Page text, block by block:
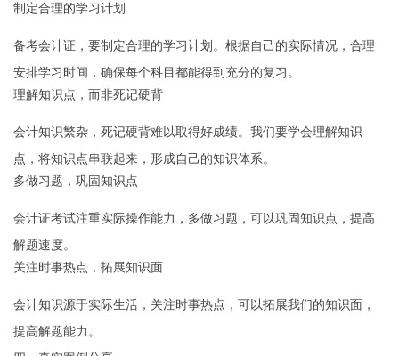
制定合理的学习计划
备考会计证，要制定合理的学习计划。根据自己的实际情况，合理
安排学习时间，确保每个科目都能得到充分的复习。
理解知识点，而非死记硬背
会计知识繁杂，死记硬背难以取得好成绩。我们要学会理解知识
点，将知识点串联起来，形成自己的知识体系。
多做习题，巩固知识点
会计证考试注重实际操作能力，多做习题，可以巩固知识点，提高
解题速度。
关注时事热点，拓展知识面
会计知识源于实际生活，关注时事热点，可以拓展我们的知识面，
提高解题能力。